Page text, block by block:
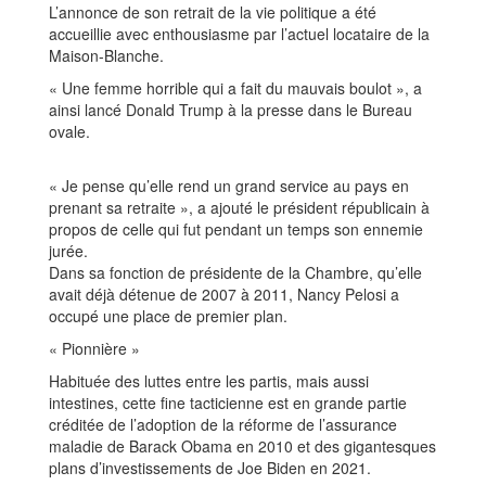
L’annonce de son retrait de la vie politique a été
accueillie avec enthousiasme par l’actuel locataire de la
Maison-Blanche.
« Une femme horrible qui a fait du mauvais boulot », a
ainsi lancé Donald Trump à la presse dans le Bureau
ovale.
« Je pense qu’elle rend un grand service au pays en
prenant sa retraite », a ajouté le président républicain à
propos de celle qui fut pendant un temps son ennemie
jurée.
Dans sa fonction de présidente de la Chambre, qu’elle
avait déjà détenue de 2007 à 2011, Nancy Pelosi a
occupé une place de premier plan.
« Pionnière »
Habituée des luttes entre les partis, mais aussi
intestines, cette fine tacticienne est en grande partie
créditée de l’adoption de la réforme de l’assurance
maladie de Barack Obama en 2010 et des gigantesques
plans d’investissements de Joe Biden en 2021.